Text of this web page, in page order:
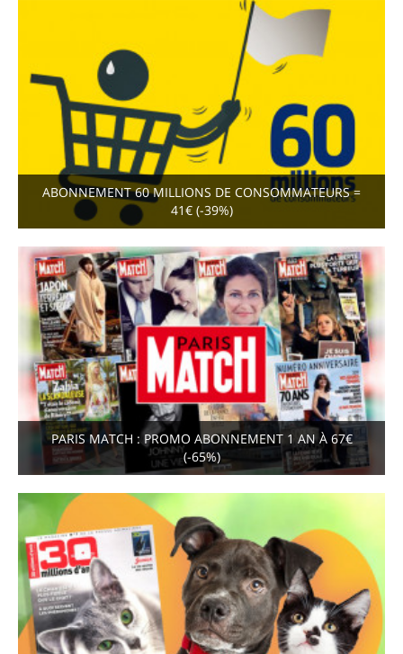
ABONNEMENT 60 MILLIONS DE CONSOMMATEURS =
41€ (-39%)
PARIS MATCH : PROMO ABONNEMENT 1 AN À 67€
(-65%)